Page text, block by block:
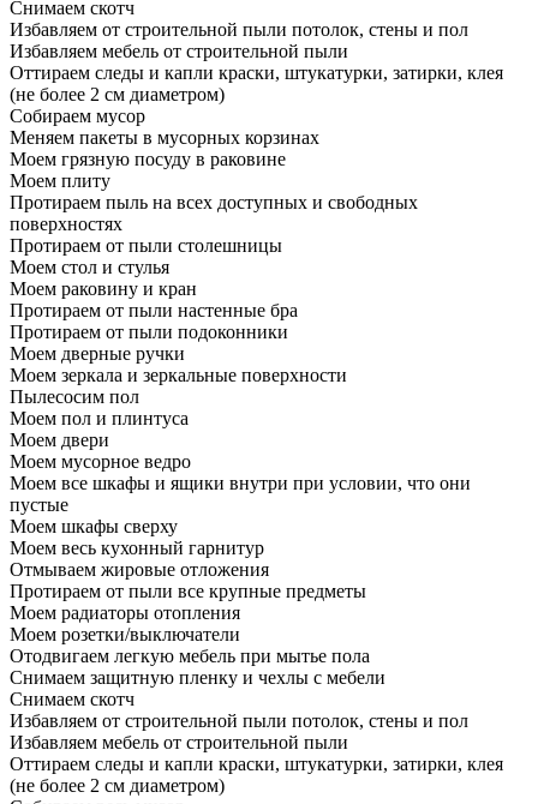
Снимаем скотч
Избавляем от строительной пыли потолок, стены и пол
Избавляем мебель от строительной пыли
Оттираем следы и капли краски, штукатурки, затирки, клея
(не более 2 см диаметром)
Собираем мусор
Меняем пакеты в мусорных корзинах
Моем грязную посуду в раковине
Моем плиту
Протираем пыль на всех доступных и свободных
поверхностях
Протираем от пыли столешницы
Моем стол и стулья
Моем раковину и кран
Протираем от пыли настенные бра
Протираем от пыли подоконники
Моем дверные ручки
Моем зеркала и зеркальные поверхности
Пылесосим пол
Моем пол и плинтуса
Моем двери
Моем мусорное ведро
Моем все шкафы и ящики внутри при условии, что они
пустые
Моем шкафы сверху
Моем весь кухонный гарнитур
Отмываем жировые отложения
Протираем от пыли все крупные предметы
Моем радиаторы отопления
Моем розетки/выключатели
Отодвигаем легкую мебель при мытье пола
Снимаем защитную пленку и чехлы с мебели
Снимаем скотч
Избавляем от строительной пыли потолок, стены и пол
Избавляем мебель от строительной пыли
Оттираем следы и капли краски, штукатурки, затирки, клея
(не более 2 см диаметром)